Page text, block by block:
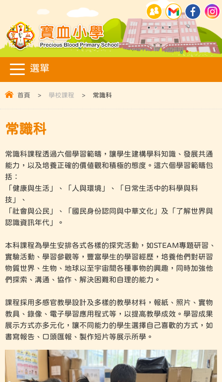
首頁 > 學校課程 > 常識科
常識科
常識科課程透過六個學習範疇，讓學生建構學科知識、發展共通
能力，以及培養正確的價值觀和積極的態度。這六個學習範疇包
括：
「健康與生活」、「人與環境」、「日常生活中的科學與科
技」、
「社會與公民」、「國民身份認同與中華文化」及「了解世界與
認識資訊年代」。
本科課程為學生安排各式各樣的探究活動，如STEAM專題研習、
實驗活動、學習參觀等，豐富學生的學習經歷，培養他們對研習
物質世界、生物、地球以至宇宙間各種事物的興趣，同時加強他
們探索、溝通、協作、解決困難和自理的能力。
課程採用多感官教學設計及多樣的教學材料，報紙、照片、實物
教具、錄像、電子學習應用程式等，以提高教學成效。學習成果
展示方式亦多元化，讓不同能力的學生選擇自己喜歡的方式，如
書寫報告、口頭匯報、製作短片等展示所學。